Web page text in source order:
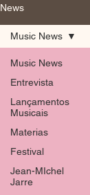
News
Music News
Entrevista
Lançamentos
Musicais
Materias
Festival
Jean-MIchel
Jarre
Music News